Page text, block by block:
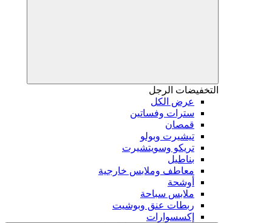
التخفيضات الرجل
عرض الكل
سترات وفساتين
قمصان
تيشيرت وبولو
تريكو وسويتشيرت
بناطيل
معاطف وملابس خارجية
أوشحة
ملابس سباحة
ربطات عنق وبوشيت
إكسسوارات